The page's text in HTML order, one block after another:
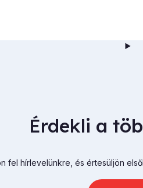
Érdekli a
fel hírlevelünkre, és értesüljön